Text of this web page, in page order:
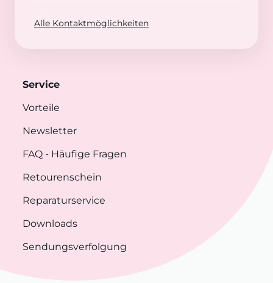
Alle Kontaktmöglichkeiten
Service
Vorteile
Newsletter
FAQ - Häufige Fragen
Retourenschein
Reparaturservice
Downloads
Sendungsverfolgung